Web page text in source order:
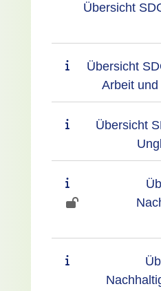
Übersicht
Übersicht
Arbeit
Übersicht